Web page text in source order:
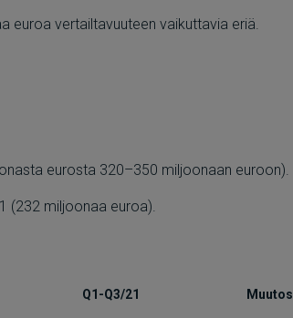
euroa vertailtavuuteen vaikuttavia eriä.
eurosta 320–350 miljoonaan euroon).
(232 miljoonaa euroa).
Q1-Q3/21 Muutos